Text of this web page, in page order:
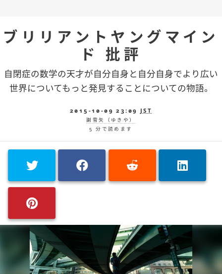
ブリリアントヤングマイン
ド 批評
自閉症の数学の天才が自分自身と自分自身でより広い
世界についてもっと発見することについての物語。
2015-10-09 23:09 JST
謝雪矢（ゆきや）
5 分で読めます